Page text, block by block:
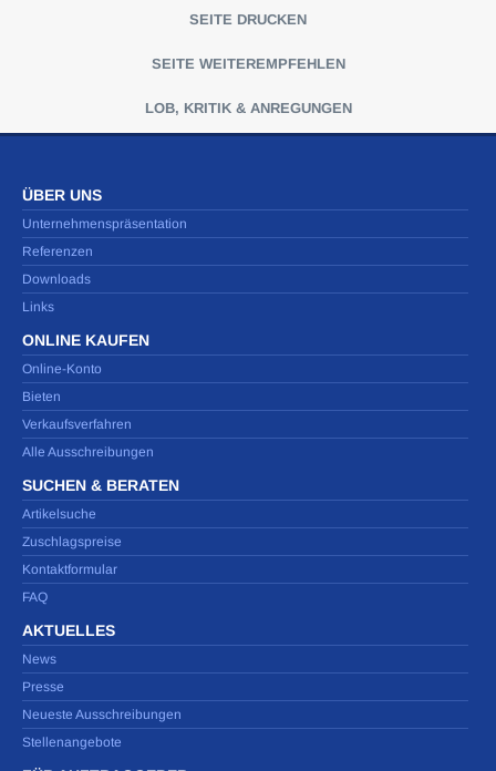
SEITE DRUCKEN
SEITE WEITEREMPFEHLEN
LOB, KRITIK & ANREGUNGEN
ÜBER UNS
Unternehmenspräsentation
Referenzen
Downloads
Links
ONLINE KAUFEN
Online-Konto
Bieten
Verkaufsverfahren
Alle Ausschreibungen
SUCHEN & BERATEN
Artikelsuche
Zuschlagspreise
Kontaktformular
FAQ
AKTUELLES
News
Presse
Neueste Ausschreibungen
Stellenangebote